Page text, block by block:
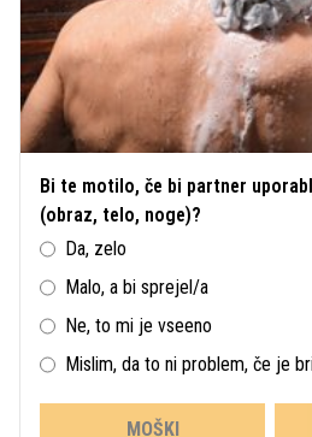
Bi te motilo, če bi partner
(obraz, telo, noge)?
Da, zelo
Malo, a bi sprejel/a
Ne, to mi je vseeno
Mislim, da to ni problem, če je
MOŠKI